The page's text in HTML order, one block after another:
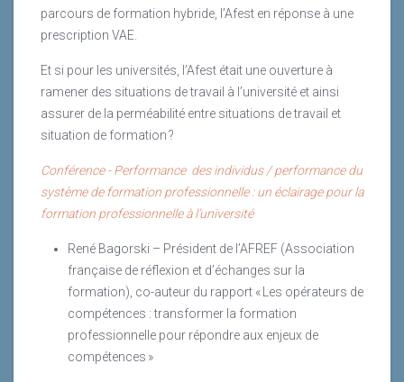
parcours de formation hybride, l’Afest en réponse à une
prescription VAE.
Et si pour les universités, l’Afest était une ouverture à
ramener des situations de travail à l’université et ainsi
assurer de la perméabilité entre situations de travail et
situation de formation ?
Conférence - Performance des individus / performance du
système de formation professionnelle : un éclairage pour la
formation professionnelle à l’université
René Bagorski – Président de l’AFREF (Association
française de réflexion et d’échanges sur la
formation), co-auteur du rapport « Les opérateurs de
compétences : transformer la formation
professionnelle pour répondre aux enjeux de
compétences »